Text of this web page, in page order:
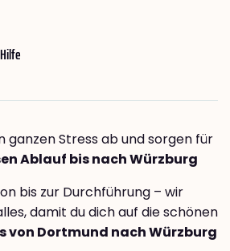
ganzen Stress ab und sorgen für
Ablauf bis nach Würzburg
bis zur Durchführung – wir
damit du dich auf die schönen
von Dortmund nach Würzburg